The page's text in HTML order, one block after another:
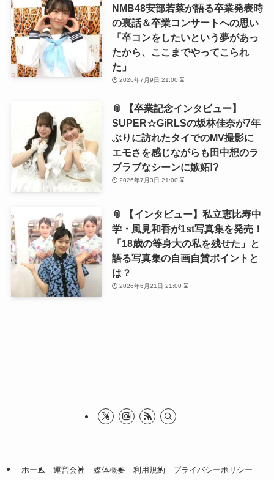
NMB48安部若菜が語る卒業発表時
の裏話＆卒業コンサートへの思い
「卒コンをしたいという夢があっ
たから、ここまでやってこられ
た」
2026年7月9日 21:00 ⌛
📎 【卒業記念インタビュー】
SUPER☆GiRLSの坂林佳奈が7年
ぶりに訪れたタイでのMV撮影に
エモさを感じながらも田中想のラ
ブラブなシーンに嫉妬!?
2026年7月3日 21:00 ⌛
📎 【インタビュー】私立恵比寿中
学・風見和香が1st写真集を発売！
「18歳の等身大の私を残せた」と
語る写真集の自画自賛ポイントと
は？
2026年6月21日 21:00 ⌛
ホーム 運営会社 媒体概要 利用規約 プライバシーポリシー